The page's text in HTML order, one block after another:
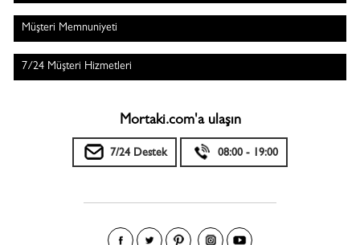
Müşteri Memnuniyeti
7/24 Müşteri Hizmetleri
Mortaki.com'a ulaşın
7/24 Destek 08:00 - 19:00